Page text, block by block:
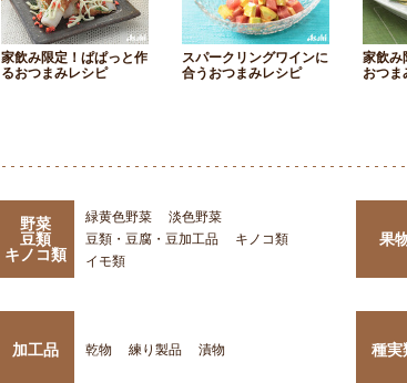
家飲み限定！ぱぱっと作
るおつまみレシピ
スパークリングワインに
合うおつまみレシピ
家飲み
おつま
野菜
豆類
キノコ類
緑黄色野菜
淡色野菜
豆類・豆腐・豆加工品
キノコ類
イモ類
果
加工品 乾物 練り製品 漬物 種実